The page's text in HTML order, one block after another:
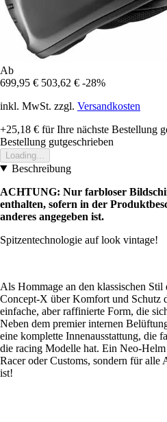
Ab
699,95 € 503,62 € -28%
inkl. MwSt. zzgl. Versandkosten
+25,18 € für Ihre nächste Bestellung
Bestellung gutgeschrieben
Loading...
Beschreibung
ACHTUNG: Nur farbloser
enthalten, sofern in der
anderes angegeben ist.
Spitzentechnologie auf look vintage!
Als Hommage an den klassischen Stil
Concept-X über Komfort und Schutz
einfache, aber raffinierte Form, die
Neben dem premier internen
eine komplette Innenausstattung, die
die racing Modelle hat. Ein Neo-
Racer oder Customs, sondern für alle
ist!